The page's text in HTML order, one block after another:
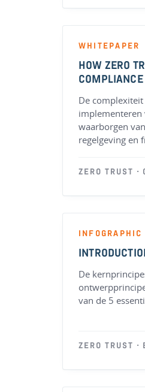
WHITEPAPER
HOW ZERO
COMPLIANCE
De
implementeren
waarborgen
regelgeving en
ZERO TRUST ·
INFOGRAPHIC
De
van de 5
ZERO TRUST ·